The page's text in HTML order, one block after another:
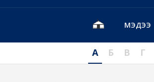
МЭДЭЭ
А Б В Г